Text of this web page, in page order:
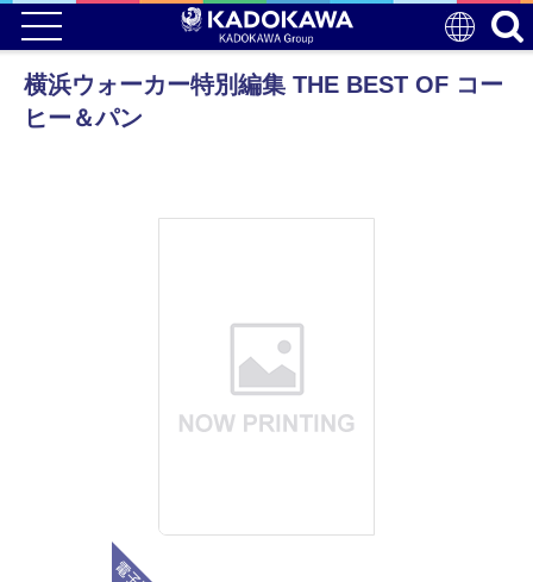
横浜ウォーカー特別編集 THE BEST OF コー
ヒー＆パン